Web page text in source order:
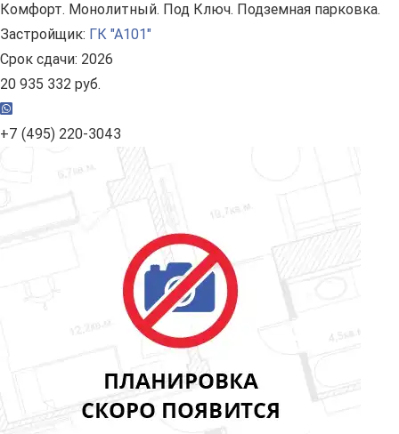
Комфорт. Монолитный. Под Ключ. Подземная парковка.
Застройщик: ГК "А101"
Срок сдачи: 2026
20 935 332 руб.
+7 (495) 220-3043